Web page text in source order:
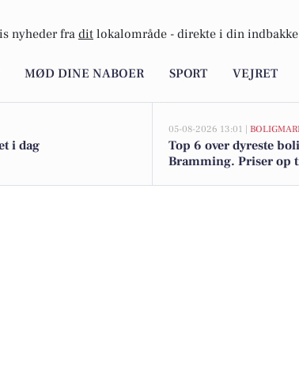
nyheder fra dit lokalområde - direkte i din indbakke
MØD DINE NABOER SPORT VEJRET
i dag
05-08-2026 13:01 |
Top 6 over dyreste
Bramming. Priser op